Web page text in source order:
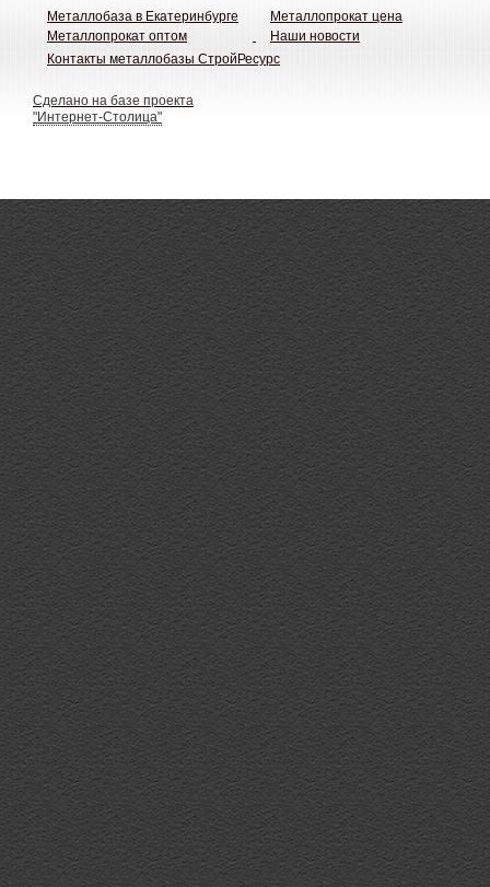
Металлобаза в Екатеринбурге
Металлопрокат оптом
Металлопрокат цена
Наши новости
Контакты металлобазы СтройРесурс
Сделано на базе проекта
"Интернет-Столица"